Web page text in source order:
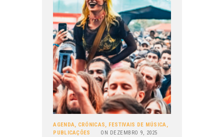
AGENDA, CRÓNICAS, FESTIVAIS DE MÚSICA,
PUBLICAÇÕES
ON DEZEMBRO 9, 2025